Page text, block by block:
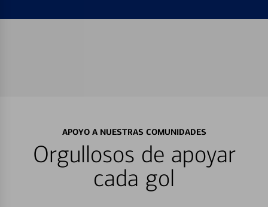
APOYO A NUESTRAS COMUNIDADES
Orgullosos de apoyar
cada gol